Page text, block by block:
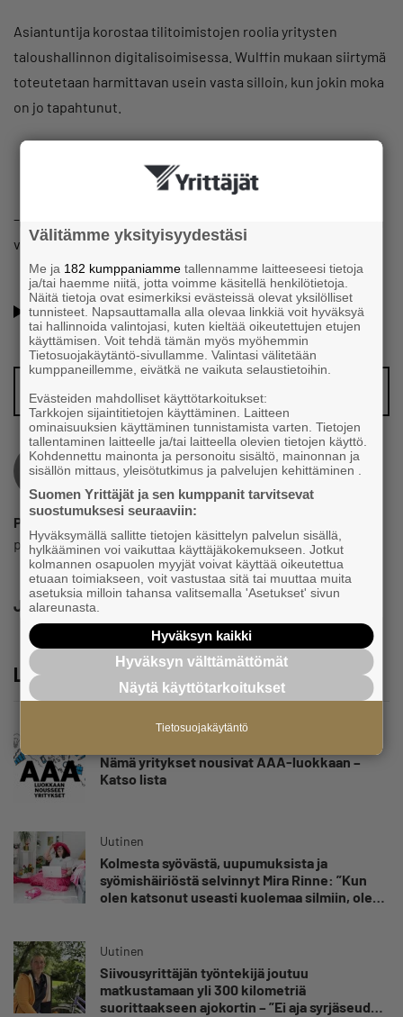
Asiantuntija korostaa tilitoimistojen roolia yritysten
taloushallinnon digitalisoimisessa. Wulffin mukaan siirtymä
toteutetaan harmittavan usein vasta silloin, kun jokin moka
on jo tapahtunut.
– Saatetaan huomata, että digitalisoinnin avulla moka olisi
voitu välttää.
Oletko jo Suomen Yrittäjien jäsen? Lue jäsenyyden eduista
ja hyödyistä
Vinkkaa meille juttuaihe!
Pauli Reinikainen
pauli.reinikainen@yrittajat.fi
Jaa
Lue lisää
Nämä yritykset nousivat AAA-luokkaan –
Katso lista
Uutinen
Kolmesta syövästä, uupumuksista ja
syömishäiriöstä selvinnyt Mira Rinne: ”Kun
olen katsonut useasti kuolemaa silmiin, olen
Uutinen
Siivousyrittäjän työntekijä joutuu
matkustamaan yli 300 kilometriä
suorittaakseen ajokortin – ”Ei aja syrjäseudun
Välitämme yksityisyydestäsi
Me ja 182 kumppaniamme tallennamme laitteeseesi tietoja
ja/tai haemme niitä, jotta voimme käsitellä henkilötietoja.
Näitä tietoja ovat esimerkiksi evästeissä olevat yksilölliset
tunnisteet. Napsauttamalla alla olevaa linkkiä voit hyväksyä
tai hallinnoida valintojasi, kuten kieltää oikeutettujen etujen
käyttämisen. Voit tehdä tämän myös myöhemmin
Tietosuojakäytäntö-sivullamme. Valintasi välitetään
kumppaneillemme, eivätkä ne vaikuta selaustietoihin.
Evästeiden mahdolliset käyttötarkoitukset:
Tarkkojen sijaintitietojen käyttäminen. Laitteen
ominaisuuksien käyttäminen tunnistamista varten. Tietojen
tallentaminen laitteelle ja/tai laitteella olevien tietojen käyttö.
Kohdennettu mainonta ja personoitu sisältö, mainonnan ja
sisällön mittaus, yleisötutkimus ja palvelujen kehittäminen .
Suomen Yrittäjät ja sen kumppanit tarvitsevat
suostumuksesi seuraaviin:
Hyväksymällä sallitte tietojen käsittelyn palvelun sisällä,
hylkääminen voi vaikuttaa käyttäjäkokemukseen. Jotkut
kolmannen osapuolen myyjät voivat käyttää oikeutettua
etuaan toimiakseen, voit vastustaa sitä tai muuttaa muita
asetuksia milloin tahansa valitsemalla 'Asetukset' sivun
alareunasta.
Hyväksyn kaikki
Hyväksyn välttämättömät
Näytä käyttötarkoitukset
Tietosuojakäytäntö